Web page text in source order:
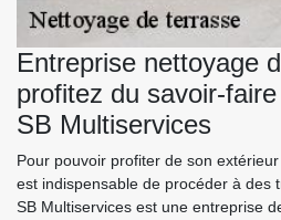
Entreprise nettoyage
profitez du savoir-faire
SB Multiservices
Pour pouvoir profiter de son
est indispensable de procéder à des
SB Multiservices est une entreprise